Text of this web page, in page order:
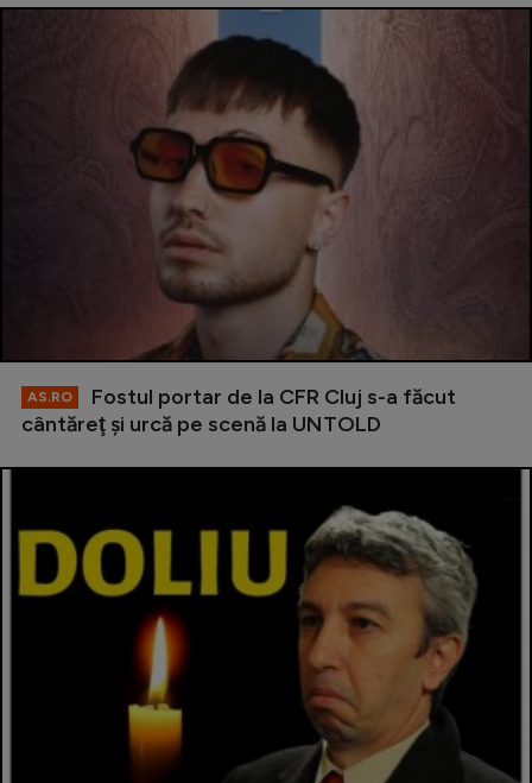
AS.RO
Fostul portar de la CFR Cluj s-a făcut
cântăreţ şi urcă pe scenă la UNTOLD